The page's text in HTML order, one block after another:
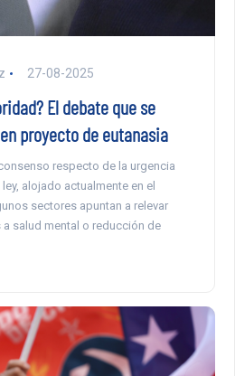
27-08-2025
El debate que se
proyecto de eutanasia
respecto de la urgencia
alojado actualmente en el
sectores apuntan a relevar
salud mental o reducción de